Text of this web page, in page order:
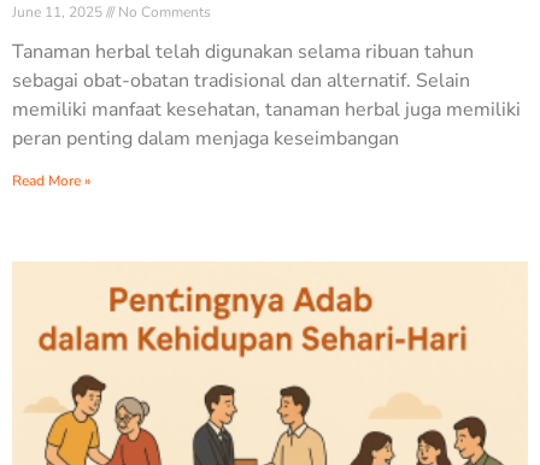
June 11, 2025 No Comments
Tanaman herbal telah digunakan selama ribuan tahun
sebagai obat-obatan tradisional dan alternatif. Selain
memiliki manfaat kesehatan, tanaman herbal juga memiliki
peran penting dalam menjaga keseimbangan
Read More »